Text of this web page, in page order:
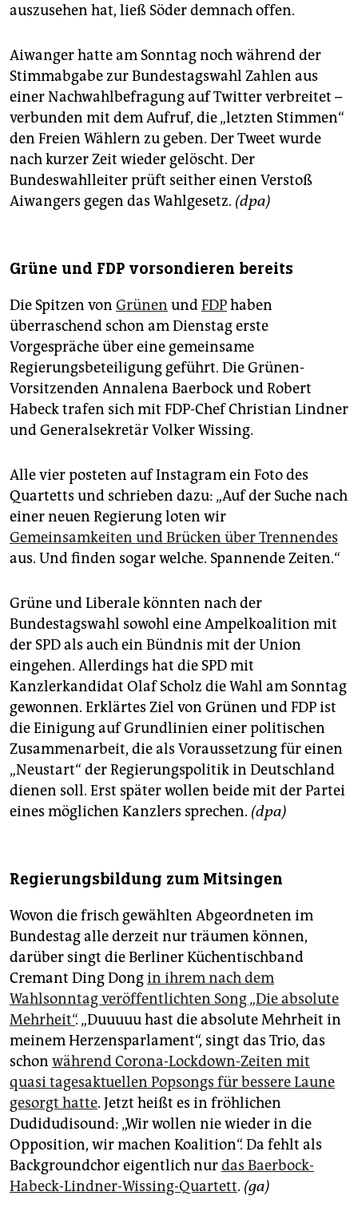
auszusehen hat, ließ Söder demnach offen.
Aiwanger hatte am Sonntag noch während der
Stimmabgabe zur Bundestagswahl Zahlen aus
einer Nachwahlbefragung auf Twitter verbreitet –
verbunden mit dem Aufruf, die „letzten Stimmen“
den Freien Wählern zu geben. Der Tweet wurde
nach kurzer Zeit wieder gelöscht. Der
Bundeswahlleiter prüft seither einen Verstoß
Aiwangers gegen das Wahlgesetz. (dpa)
Grüne und FDP vorsondieren bereits
Die Spitzen von Grünen undFDPhaben
überraschend schon am Dienstag erste
Vorgespräche über eine gemeinsame
Regierungsbeteiligung geführt. Die Grünen-
Vorsitzenden Annalena Baerbock und Robert
Habeck trafen sich mit FDP-Chef Christian Lindner
und Generalsekretär Volker Wissing.
Alle vier posteten auf Instagram ein Foto des
Quartetts und schrieben dazu: „Auf der Suche nach
einer neuen Regierung loten wir
Gemeinsamkeiten und Brücken über Trennendes
aus. Und finden sogar welche. Spannende Zeiten.“
Grüne und Liberale könnten nach der
Bundestagswahl sowohl eine Ampelkoalition mit
der SPD als auch ein Bündnis mit der Union
eingehen. Allerdings hat die SPD mit
Kanzlerkandidat Olaf Scholz die Wahl am Sonntag
gewonnen. Erklärtes Ziel von Grünen und FDP ist
die Einigung auf Grundlinien einer politischen
Zusammenarbeit, die als Voraussetzung für einen
„Neustart“ der Regierungspolitik in Deutschland
dienen soll. Erst später wollen beide mit der Partei
eines möglichen Kanzlers sprechen. (dpa)
Regierungsbildung zum Mitsingen
Wovon die frisch gewählten Abgeordneten im
Bundestag alle derzeit nur träumen können,
darüber singt die Berliner Küchentischband
Cremant Ding Dongin ihrem nach dem
Wahlsonntag veröffentlichten Song „Die absolute
Mehrheit“. „Duuuuu hast die absolute Mehrheit in
meinem Herzensparlament“, singt das Trio, das
schon während Corona-Lockdown-Zeiten mit
quasi tagesaktuellen Popsongs für bessere Laune
gesorgt hatte. Jetzt heißt es in fröhlichen
Dudidudisound: „Wir wollen nie wieder in die
Opposition, wir machen Koalition“. Da fehlt als
Backgroundchor eigentlich nurdas Baerbock-
Habeck-Lindner-Wissing-Quartett. (ga)